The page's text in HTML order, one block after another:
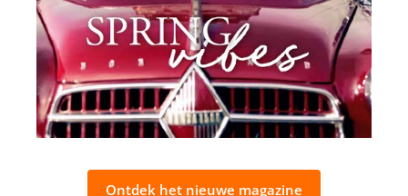
Ontdek het nieuwe magazine